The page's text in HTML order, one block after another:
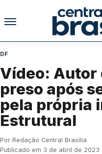
Pular para o conteúdo
DF
Vídeo: Autor
preso após
pela própria
Estrutural
Por Redação Central Brasília
Publicado em 3 de abril de 2023